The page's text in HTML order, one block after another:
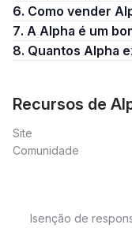
6. Como vender
7. A Alpha é um
8. Quantos Alpha
Recursos de
Site
Comunidade
Isenção de